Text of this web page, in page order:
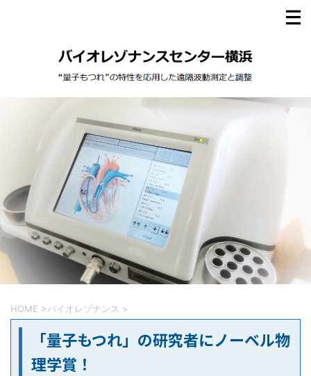
HOME >バイオレゾナンス >
「量子もつれ」の研究者にノーベル物
理学賞！